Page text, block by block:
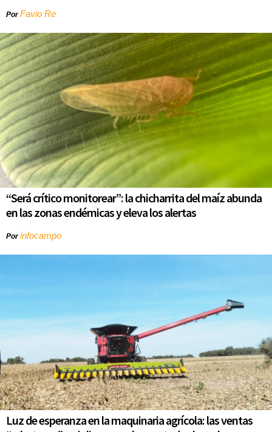
PorFavio Re
“Será crítico monitorear”: la chicharrita del maíz abunda
en las zonas endémicas y eleva los alertas
Porinfocampo
Luz de esperanza en la maquinaria agrícola: las ventas